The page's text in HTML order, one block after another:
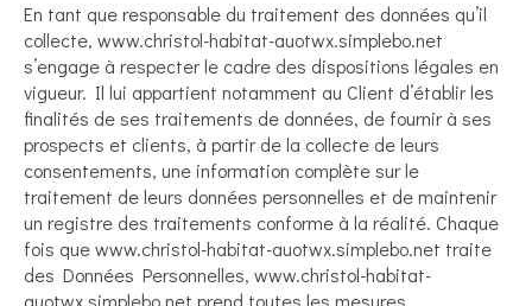
En tant que responsable du traitement des données qu’il
collecte, www.christol-habitat-auotwx.simplebo.net
s’engage à respecter le cadre des dispositions légales en
vigueur. Il lui appartient notamment au Client d’établir les
finalités de ses traitements de données, de fournir à ses
prospects et clients, à partir de la collecte de leurs
consentements, une information complète sur le
traitement de leurs données personnelles et de maintenir
un registre des traitements conforme à la réalité. Chaque
fois que www.christol-habitat-auotwx.simplebo.net traite
des Données Personnelles, www.christol-habitat-
auotwx.simplebo.net prend toutes les mesures